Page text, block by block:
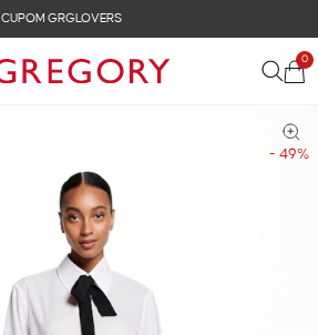
NAS COMPRAS ACIMA DE R$ 899
0
- 49%